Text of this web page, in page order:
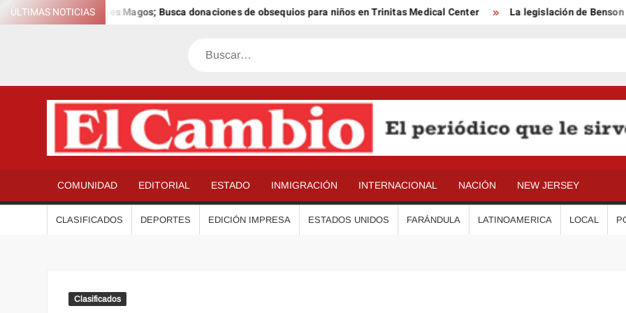
Saltar
al
ÚLTIMAS NOTICIAS
Anual de los Reyes Magos; Busca donaciones de obsequios para niños en Trinitas Medical Center La legislación de Benson y
Buscar
COMUNIDAD EDITORIAL ESTADO INMIGRACIÓN INTERNACIONAL NACIÓN NEW JERSEY
CLASIFICADOS DEPORTES EDICIÓN IMPRESA ESTADOS UNIDOS FARÁNDULA LATINOAMERICA LOCAL
Clasificados